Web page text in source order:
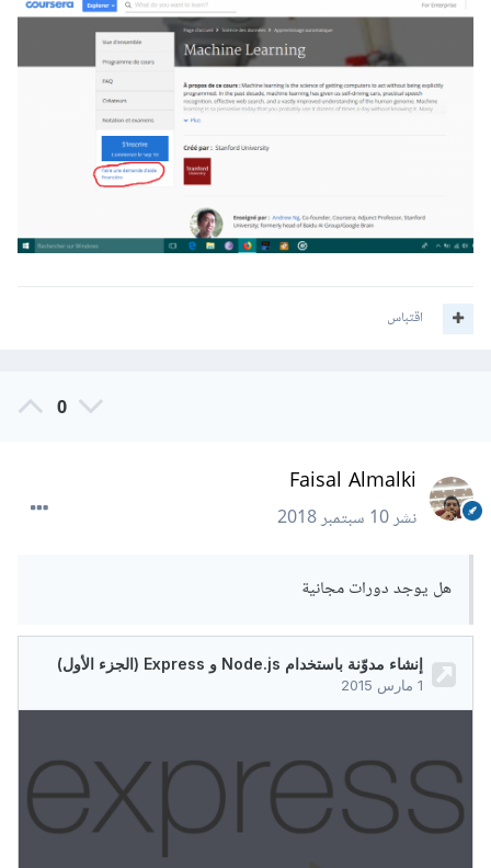
اقتباس
0
Faisal Almalki
نشر10 سبتمبر 2018
هل يوجد دورات مجانية